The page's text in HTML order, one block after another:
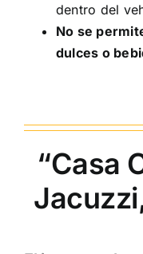
dentro del
No se
dulces o
“Casa